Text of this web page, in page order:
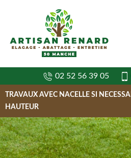
02 52 56 39 05
TRAVAUX AVEC NACELLE SI
HAUTEUR